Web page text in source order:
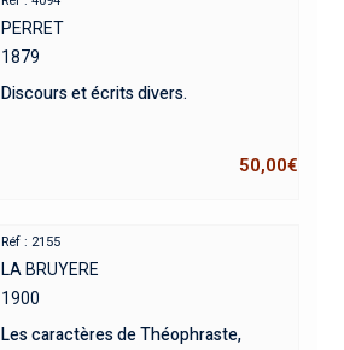
PERRET
1879
Discours et écrits divers.
50,00€
Réf : 2155
LA BRUYERE
1900
Les caractères de Théophraste,